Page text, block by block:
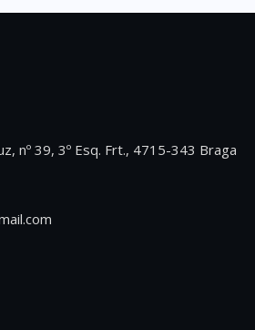
nº 39, 3º Esq. Frt., 4715-343 Braga